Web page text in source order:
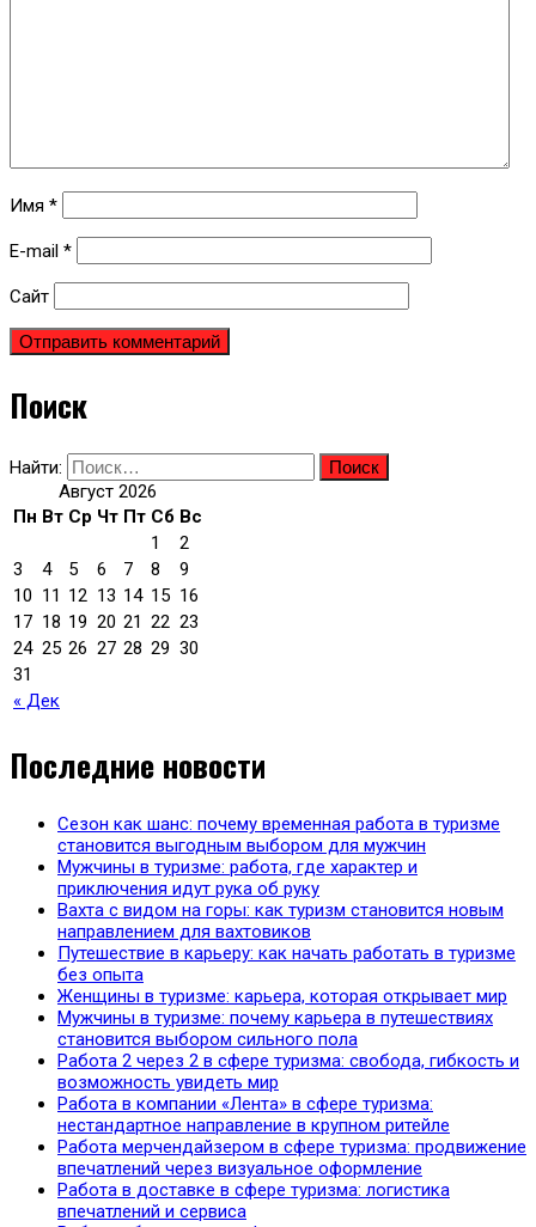
Имя *
E-mail *
Сайт
Поиск
Найти:
Август 2026
Пн Вт Ср Чт Пт Сб Вс
« Дек
1
2
3
4 5 6 7 8
9
10 11 12 13 14 15 16
17 18 19 20 21 22 23
24 25 26 27 28 29 30
31
Последние новости
Сезон как шанс: почему временная работа в туризме
становится выгодным выбором для мужчин
Мужчины в туризме: работа, где характер и
приключения идут рука об руку
Вахта с видом на горы: как туризм становится новым
направлением для вахтовиков
Путешествие в карьеру: как начать работать в туризме
без опыта
Женщины в туризме: карьера, которая открывает мир
Мужчины в туризме: почему карьера в путешествиях
становится выбором сильного пола
Работа 2 через 2 в сфере туризма: свобода, гибкость и
возможность увидеть мир
Работа в компании «Лента» в сфере туризма:
нестандартное направление в крупном ритейле
Работа мерчендайзером в сфере туризма: продвижение
впечатлений через визуальное оформление
Работа в доставке в сфере туризма: логистика
впечатлений и сервиса